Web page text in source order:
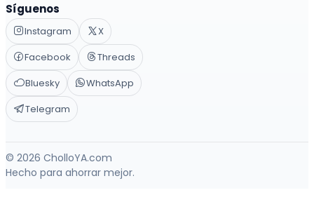
Síguenos
Instagram
X
Facebook
Threads
Bluesky
WhatsApp
Telegram
© 2026 CholloYA.com
Hecho para ahorrar mejor.